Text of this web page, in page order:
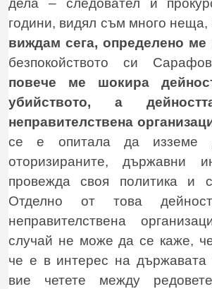
дела – следовател и
години, видял съм много неща,
виждам сега, определено
безпокойството си
повече ме шокира
убийството, а
неправителствена
се е опитала да изземе
оторизираните, държавни
провежда своя политика и
Отделно от това
неправителствена
случай не може да се каже,
че е в интерес на
вие четете между